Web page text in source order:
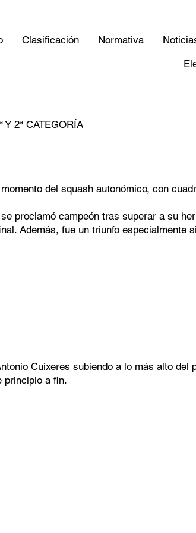
Clasificación Normativa
Y 2ª CATEGORÍA
del squash autonómico, con
proclamó campeón tras superar a su
Además, fue un triunfo
Cuixeres subiendo a lo más alto del
principio a fin.